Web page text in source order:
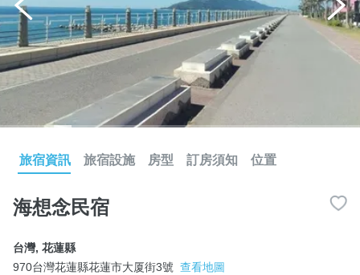
旅宿資訊 旅宿設施 房型 訂房須知 位置
海想念民宿
台灣, 花蓮縣
970台灣花蓮縣花蓮市大厦街3號 查看地圖